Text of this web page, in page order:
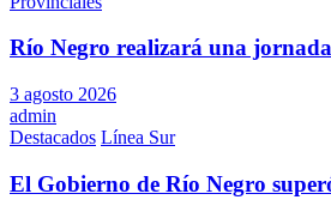
Río Negro realizará una
3 agosto 2026
admin
Destacados Línea Sur
El Gobierno de Río Negro